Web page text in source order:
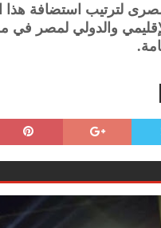
لترتيب استضافة هذا
والدولي لمصر في